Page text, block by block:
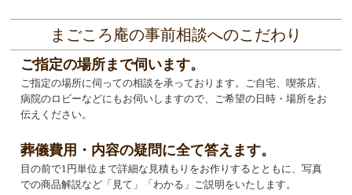
まごころ庵の事前相談へのこだわり
ご指定の場所まで伺います。
ご指定の場所に伺っての相談を承っております。ご自宅、喫茶店、
病院のロビーなどにもお伺いしますので、ご希望の日時・場所をお
伝えください。
葬儀費用・内容の疑問に全て答えます。
目の前で1円単位まで詳細な見積もりをお作りするとともに、写真
での商品解説など「見て」「わかる」ご説明をいたします。